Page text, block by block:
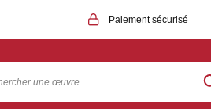
Paiement sécurisé